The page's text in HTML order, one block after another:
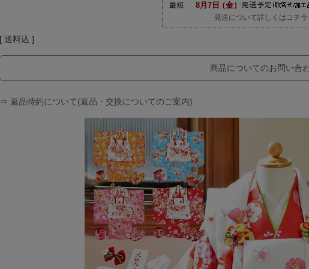
発送について詳しくはコチ
送料込
商品についてのお問い合
⇒ 返品特約について(返品・交換についてのご案内)